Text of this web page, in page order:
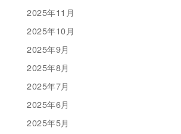
2025年11月
2025年10月
2025年9月
2025年8月
2025年7月
2025年6月
2025年5月